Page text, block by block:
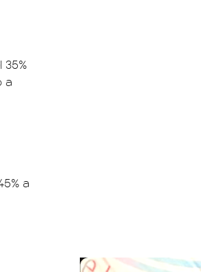
35%
a
a